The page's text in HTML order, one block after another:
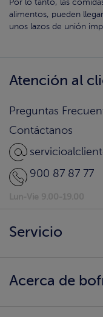
Por lo tanto, las
alimentos, pueden
unos lazos de unión
Atención al
Preguntas
Contáctanos
900 87 87 77
Servicio
¿Llegamos a tu
Acerca de